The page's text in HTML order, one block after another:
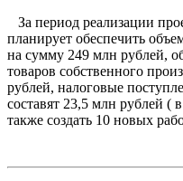
За период реализации
планирует обеспечить
на сумму 249 млн рублей,
товаров собственного
рублей, налоговые
составят 23,5 млн рублей
также создать 10 новых